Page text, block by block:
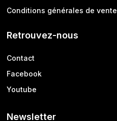
Conditions générales de vente
Retrouvez-nous
Contact
Facebook
Youtube
Newsletter